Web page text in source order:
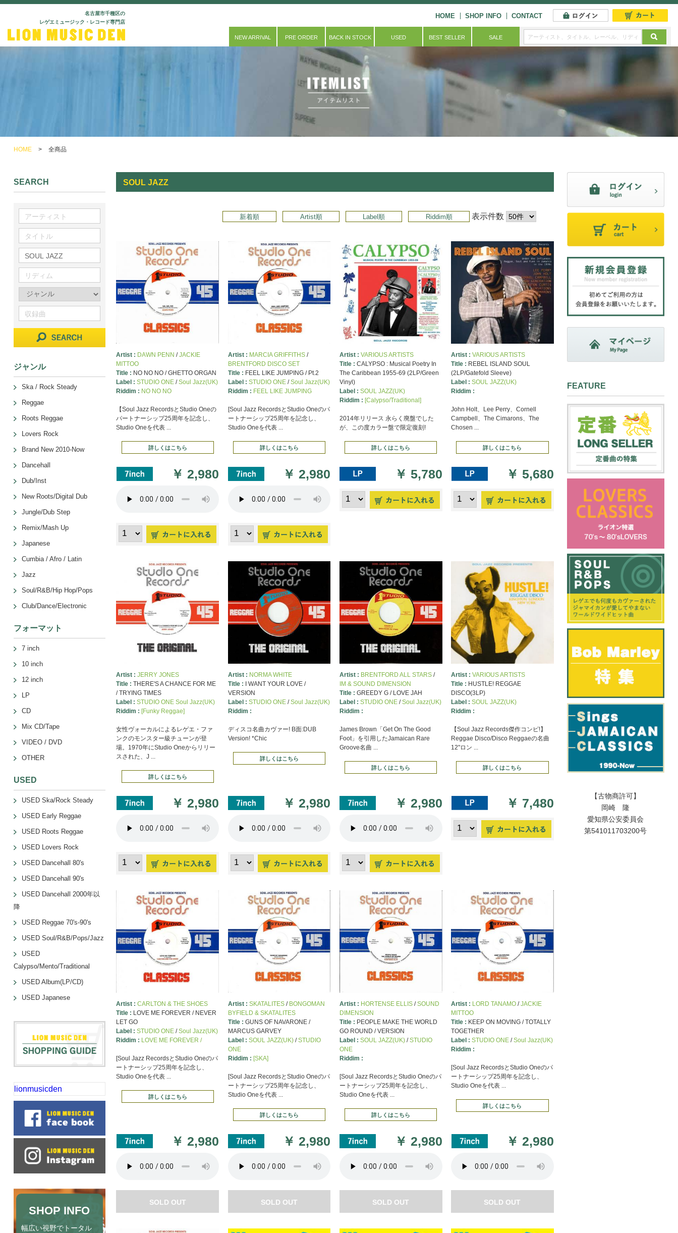
名古屋市千種区の
レゲエミュージック・レコード専門店
HOME SHOP INFO CONTACT
NEW ARRIVAL PRE ORDER BACK IN STOCK USED BEST SELLER SALE
HOME > 全商品
SOUL JAZZ
新着順 Artist順 Label順 Riddim順 表示件数
Artist : DAWN PENN /JACKIE
MITTOO
Title : NO NO NO / GHETTO ORGAN
Label :STUDIO ONE /Soul Jazz(UK)
Riddim : NO NO NO
【Soul Jazz RecordsとStudio Oneの
パートナーシップ25周年を記念し、
Studio Oneを代表 ...
詳しくはこちら
￥2,980
Artist : MARCIA GRIFFITHS/
BRENTFORD DISCO SET
Title : FEEL LIKE JUMPING / Pt.2
Label : STUDIO ONE/Soul Jazz(UK)
Riddim : FEEL LIKE JUMPING
[Soul Jazz RecordsとStudio Oneのパ
ートナーシップ25周年を記念し、
Studio Oneを代表 ...
詳しくはこちら
￥2,980
Artist : VARIOUS ARTISTS
Title : CALYPSO : Musical Poetry In
The Caribbean 1955-69 (2LP/Green
Vinyl)
Label : SOUL JAZZ(UK)
Riddim : [Calypso/Traditional]
2014年リリース 永らく廃盤でした
が、この度カラー盤で限定復刻!
詳しくはこちら
￥ 5,780
Artist : VARIOUS ARTISTS
Title : REBEL ISLAND SOUL
(2LP/Gatefold Sleeve)
Label : SOUL JAZZ(UK)
Riddim :
John Holt、Lee Perry、Cornell
Campbell、The Cimarons、The
Chosen ...
詳しくはこちら
￥ 5,680
Artist :JERRY JONES
Title :THERE'S A CHANCE FOR ME
/ TRYING TIMES
Label :STUDIO ONE Soul Jazz(UK)
Riddim : [Funky Reggae]
女性ヴォーカルによるレゲエ・ファ
ンクのモンスター級チューンが登
場。1970年にStudio Oneからリリー
スされた、J ...
詳しくはこちら
￥2,980
Artist : NORMA WHITE
Title :
I WANT YOUR LOVE /
VERSION
Label : STUDIO ONE/Soul Jazz(UK)
Riddim :
ディスコ名曲カヴァー! B面:DUB
Version! *Chic
詳しくはこちら
￥2,980
Artist : BRENTFORD ALL STARS/
IM & SOUND DIMENSION
Title : GREEDY G / LOVE JAH
Label : STUDIO ONE/Soul Jazz(UK)
Riddim :
James Brown「Get On The Good
Foot」を引用したJamaican Rare
Groove名曲 ...
詳しくはこちら
￥ 2,980
Artist : VARIOUS ARTISTS
Title : HUSTLE! REGGAE
DISCO(3LP)
Label : SOUL JAZZ(UK)
Riddim :
【Soul Jazz Records傑作コンピ!】
Reggae Disco/Disco Reggaeの名曲
12"ロン ...
詳しくはこちら
￥ 7,480
Artist :CARLTON & THE SHOES
Title : LOVE ME FOREVER / NEVER
LET GO
Label :STUDIO ONE /Soul Jazz(UK)
Riddim : LOVE ME FOREVER /
[Soul Jazz RecordsとStudio Oneのパ
ートナーシップ25周年を記念し、
Studio Oneを代表 ...
詳しくはこちら
￥2,980
SOLD OUT
Artist : SKATALITES/ BONGOMAN
BYFIELD & SKATALITES
Title : GUNS OF NAVARONE /
MARCUS GARVEY
Label : SOUL JAZZ(UK)/STUDIO
ONE
Riddim : [SKA]
[Soul Jazz RecordsとStudio Oneのパ
ートナーシップ25周年を記念し、
Studio Oneを代表 ...
詳しくはこちら
￥2,980
SOLD OUT
Artist : HORTENSE ELLIS/SOUND
DIMENSION
Title : PEOPLE MAKE THE WORLD
GO ROUND / VERSION
Label : SOUL JAZZ(UK)/STUDIO
ONE
Riddim :
[Soul Jazz RecordsとStudio Oneのパ
ートナーシップ25周年を記念し、
Studio Oneを代表 ...
詳しくはこちら
￥ 2,980
SOLD OUT
Artist : LORD TANAMO/JACKIE
MITTOO
Title : KEEP ON MOVING / TOTALLY
TOGETHER
Label : STUDIO ONE/Soul Jazz(UK)
Riddim :
[Soul Jazz RecordsとStudio Oneのパ
ートナーシップ25周年を記念し、
Studio Oneを代表 ...
詳しくはこちら
￥ 2,980
SOLD OUT
SEARCH
ジャンル
Ska / Rock Steady
Reggae
Roots Reggae
Lovers Rock
Brand New 2010-Now
Dancehall
Dub/Inst
New Roots/Digital Dub
Jungle/Dub Step
Remix/Mash Up
Japanese
Cumbia / Afro / Latin
Jazz
Soul/R&B/Hip Hop/Pops
Club/Dance/Electronic
フォーマット
7 inch
10 inch
12 inch
LP
CD
Mix CD/Tape
VIDEO / DVD
OTHER
USED
USED Ska/Rock Steady
USED Early Reggae
USED Roots Reggae
USED Lovers Rock
USED Dancehall 80's
USED Dancehall 90's
USED Dancehall 2000年以
降
USED Reggae 70's-90's
USED Soul/R&B/Pops/Jazz
USED
Calypso/Mento/Traditional
USED Album(LP/CD)
USED Japanese
lionmusicden
SHOP INFO
幅広い視野でトータル
FEATURE
【古物商許可】
岡崎 隆
愛知県公安委員会
第541011703200号